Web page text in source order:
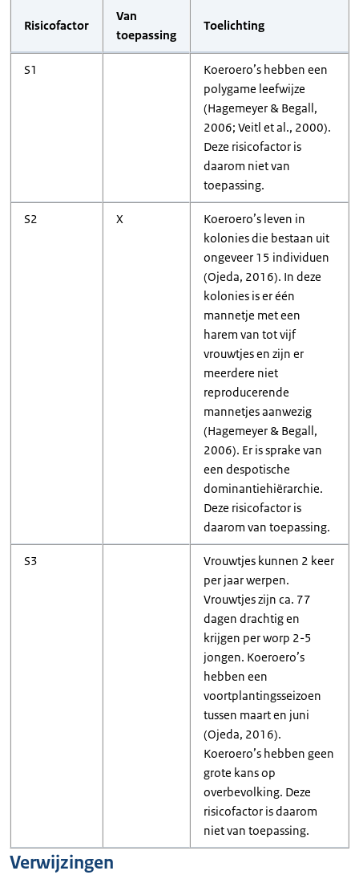
Risicofactor
Van
toepassing
Toelichting
S1
Koeroero’s hebben een
polygame leefwijze
(Hagemeyer & Begall,
2006; Veitl et al., 2000).
Deze risicofactor is
daarom niet van
toepassing.
S2 X
Koeroero’s leven in
kolonies die bestaan uit
ongeveer 15 individuen
(Ojeda, 2016). In deze
kolonies is er één
mannetje met een
harem van tot vijf
vrouwtjes en zijn er
meerdere niet
reproducerende
mannetjes aanwezig
(Hagemeyer & Begall,
2006). Er is sprake van
een despotische
dominantiehiërarchie.
Deze risicofactor is
daarom van toepassing.
S3
Vrouwtjes kunnen 2 keer
per jaar werpen.
Vrouwtjes zijn ca. 77
dagen drachtig en
krijgen per worp 2-5
jongen. Koeroero’s
hebben een
voortplantingsseizoen
tussen maart en juni
(Ojeda, 2016).
Koeroero’s hebben geen
grote kans op
overbevolking. Deze
risicofactor is daarom
niet van toepassing.
Verwijzingen